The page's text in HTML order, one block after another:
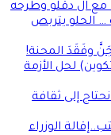
ال دقلو وطرحه
… الحلو يتربص
وفَقَدَ المحنة!
لحل الأزمة
إلى ثقافة
الوزراء